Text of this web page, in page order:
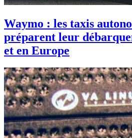
Waymo : les taxis
préparent leur
et en Europe